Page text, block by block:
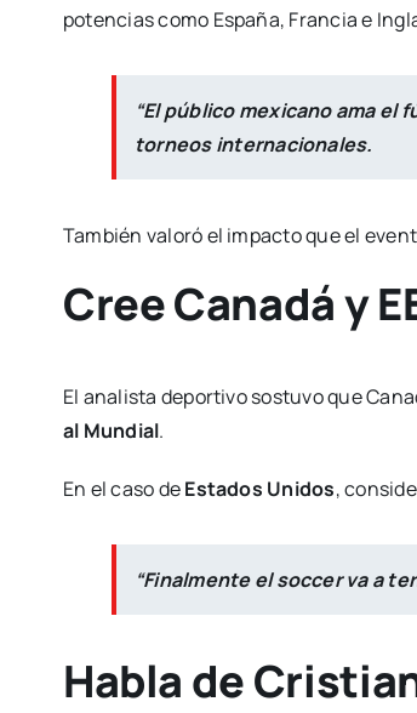
potencias como España, Francia e
“El público mexicano ama
torneos internacionales.
También valoró el impacto que el
Cree Canadá y
El analista deportivo sostuvo que
al Mundial.
En el caso deEstados Unidos,
“Finalmente el soccer va a
Habla de